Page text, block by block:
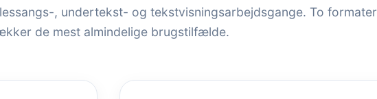
, undertekst- og tekstvisningsarbejdsgange. To formater
de mest almindelige brugstilfælde.